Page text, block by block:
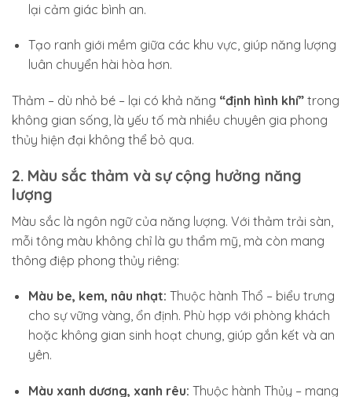
lại cảm giác bình an.
Tạo ranh giới mềm giữa các khu vực, giúp năng lượng
luân chuyển hài hòa hơn.
Thảm – dù nhỏ bé – lại có khả năng “định hình khí” trong
không gian sống, là yếu tố mà nhiều chuyên gia phong
thủy hiện đại không thể bỏ qua.
2. Màu sắc thảm và sự cộng hưởng năng
lượng
Màu sắc là ngôn ngữ của năng lượng. Với thảm trải sàn,
mỗi tông màu không chỉ là gu thẩm mỹ, mà còn mang
thông điệp phong thủy riêng:
Màu be, kem, nâu nhạt: Thuộc hành Thổ – biểu trưng
cho sự vững vàng, ổn định. Phù hợp với phòng khách
hoặc không gian sinh hoạt chung, giúp gắn kết và an
yên.
Màu xanh dương, xanh rêu: Thuộc hành Thủy – mang